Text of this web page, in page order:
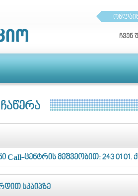
ჩვენ
Call-ცენტრის მეშვეობით: 243 01
09:30 საათიდან 18:30
სკაიპზე